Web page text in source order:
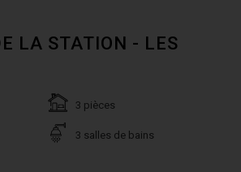
LA STATION - LES
3 pièces
3 salles de bains